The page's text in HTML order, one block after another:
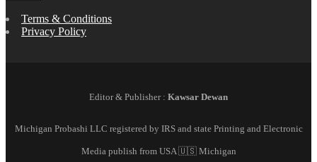
Terms & Conditions
Privacy Policy
Editor & Publisher : Kawsar Dewan
Michigan Probashi LLC registered by IRS and state Printing and Electronic
Media publish from USA 🇺🇸 Michigan